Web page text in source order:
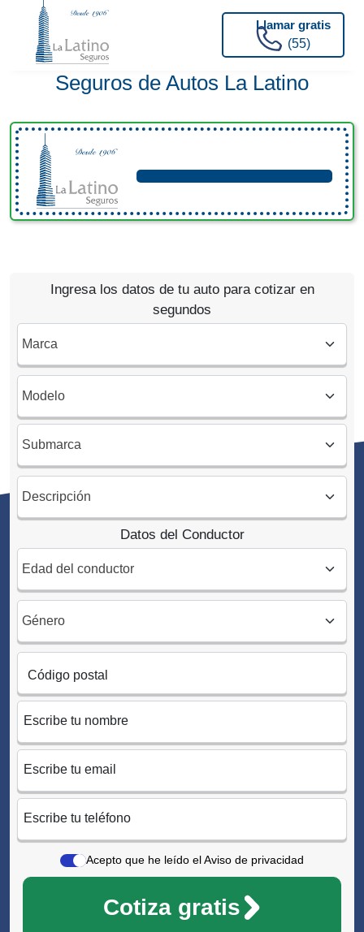
Llamar gratis
(55)
Seguros de Autos La Latino
Ingresa los datos de tu auto para cotizar en
segundos
Datos del Conductor
Código postal
Escribe tu nombre
Escribe tu email
Escribe tu teléfono
Acepto que he leído el Aviso de privacidad
Cotiza gratis